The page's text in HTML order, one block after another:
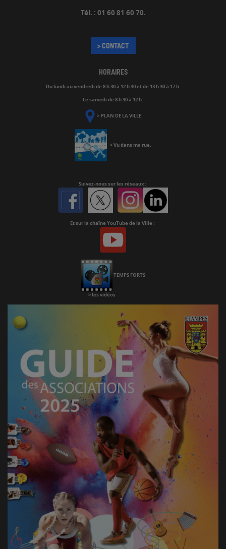
Tél. : 01 60 81 60 70.
> CONTACT
HORAIRES
Du lundi au vendredi de 8 h 30 à 12 h 30 et de 13 h 30 à 17 h.
Le samedi de 8 h 30 à 12 h.
> PLAN DE LA VILLE.
>Vu dans ma rue
Suivez-nous sur les réseaux :
Facebook
Twitter Instagram
Et sur la chaîne YouTube de la Ville :
Youtube
TEMPS FORTS
> les vidéos